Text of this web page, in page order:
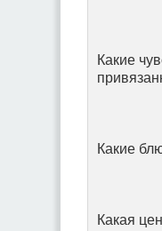
Какие
Какие
Какая